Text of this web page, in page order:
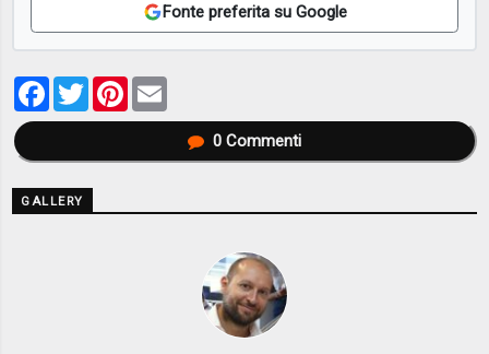
Fonte preferita su Google
Facebook
TwitterPinterest
0Commenti
GALLERY